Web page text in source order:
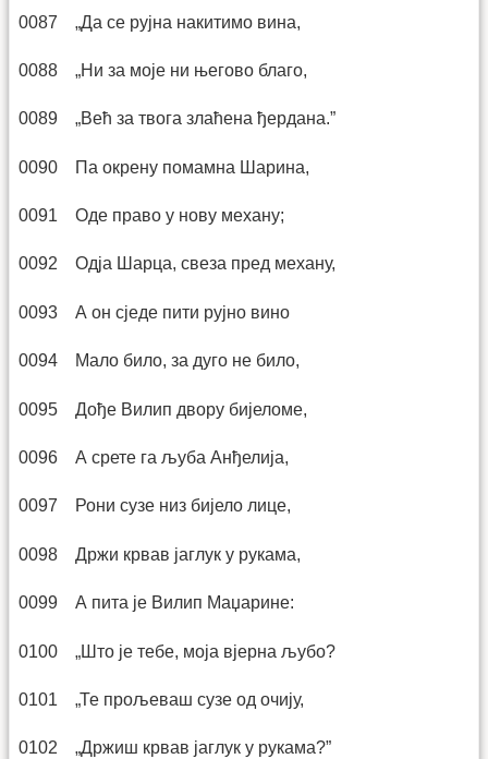
0087 „Да се рујна накитимо вина,
0088 „Ни за моје ни његово благо,
0089 „Већ за твога злаћена ђердана.”
0090 Па окрену помамна Шарина,
0091 Оде право у нову механу;
0092 Одја Шарца, свеза пред механу,
0093 А он сједе пити рујно вино
0094 Мало било, за дуго не било,
0095 Дође Вилип двору бијеломе,
0096 А срете га љуба Анђелија,
0097 Рони сузе низ бијело лице,
0098 Држи крвав јаглук у рукама,
0099 А пита је Вилип Маџарине:
0100 „Што је тебе, моја вјерна љубо?
0101 „Те прољеваш сузе од очију,
0102 „Држиш крвав јаглук у рукама?”